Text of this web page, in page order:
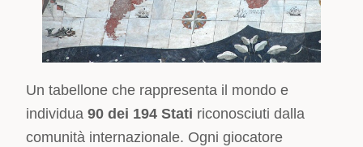
Un tabellone che rappresenta il mondo e
individua90 dei 194 Stati riconosciuti dalla
comunità internazionale. Ogni giocatore